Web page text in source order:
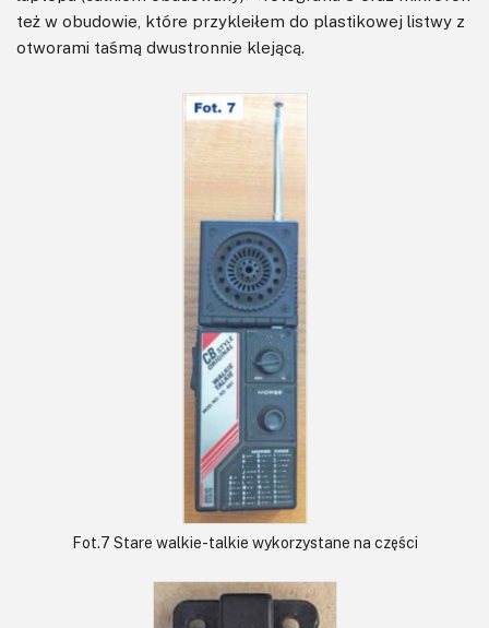
też w obudowie, które przykleiłem do plastikowej listwy z
otworami taśmą dwustronnie klejącą.
Fot.7 Stare walkie-talkie wykorzystane na części